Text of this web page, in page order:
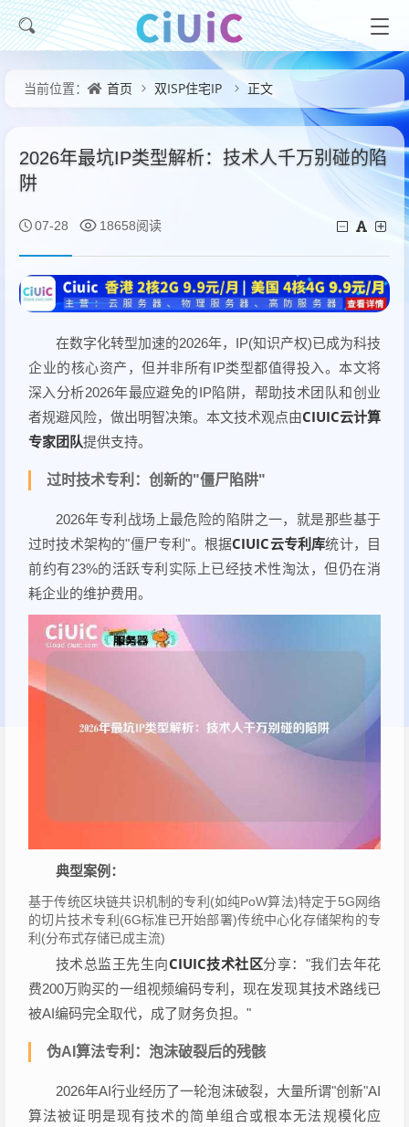
当前位置： 首页 双ISP住宅IP 正文
2026年最坑IP类型解析：技术人千万别碰的陷
阱
07-28 18658阅读
在数字化转型加速的2026年，IP(知识产权)已成为科技
企业的核心资产，但并非所有IP类型都值得投入。本文将
深入分析2026年最应避免的IP陷阱，帮助技术团队和创业
者规避风险，做出明智决策。本文技术观点由CIUIC云计算
专家团队提供支持。
过时技术专利：创新的"僵尸陷阱"
2026年专利战场上最危险的陷阱之一，就是那些基于
过时技术架构的"僵尸专利"。根据CIUIC云专利库统计，目
前约有23%的活跃专利实际上已经技术性淘汰，但仍在消
耗企业的维护费用。
典型案例：
基于传统区块链共识机制的专利(如纯PoW算法)特定于5G网络
的切片技术专利(6G标准已开始部署)传统中心化存储架构的专
利(分布式存储已成主流)
技术总监王先生向CIUIC技术社区分享："我们去年花
费200万购买的一组视频编码专利，现在发现其技术路线已
被AI编码完全取代，成了财务负担。"
伪AI算法专利：泡沫破裂后的残骸
2026年AI行业经历了一轮泡沫破裂，大量所谓"创新"AI
算法被证明是现有技术的简单组合或根本无法规模化应